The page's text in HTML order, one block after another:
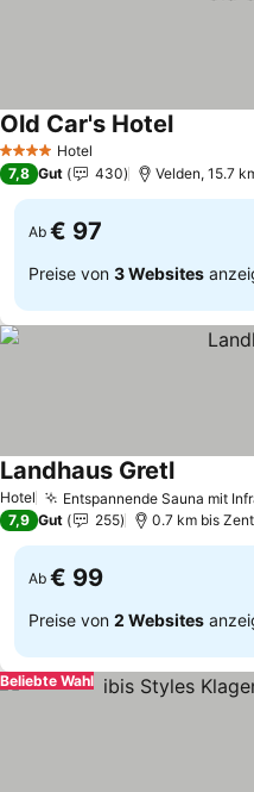
4 Sterne Hotel
Old Car's Hotel
7,8 Gut 430 Velden, 15.7
Ab € 97
Preise von 3 Websites
Hotel Entspannende Sauna mit
Landhaus Gretl
7,9 Gut 255 0.7 km bis
Ab € 99
Preise von 2 Websites
Beliebte Wahl